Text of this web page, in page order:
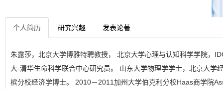
个人简历 研究兴趣 发表论著
朱露莎，北京大学博雅特聘教授， 北京大学心理与认知科学学院，
大-清华生命科学联合中心研究员。 山东大学物理学学士，北京大学
槟分校经济学博士。 2010－2011加州大学伯克利分校Haas商学院